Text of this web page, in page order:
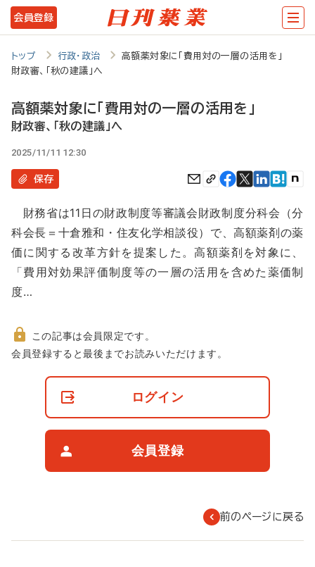
メ
イ
コ
テ
ツ
に
動
会員登録
トップ 行政・政治
高額薬対象に「費用対の一層の活用を」
財政審、「秋の建議」へ
高額薬対象に「費用対の一層の活用を」
財政審、「秋の建議」へ
2025/11/11 12:30
保存
財務省は11日の財政制度等審議会財政制度分科会（分
科会長＝十倉雅和・住友化学相談役）で、高額薬剤の薬
価に関する改革方針を提案した。高額薬剤を対象に、
「費用対効果評価制度等の一層の活用を含めた薬価制
度…
非
この記事は会員限定です。
会員登録すると最後までお読みいただけます。
ログイン
会員登録
前のページに戻る